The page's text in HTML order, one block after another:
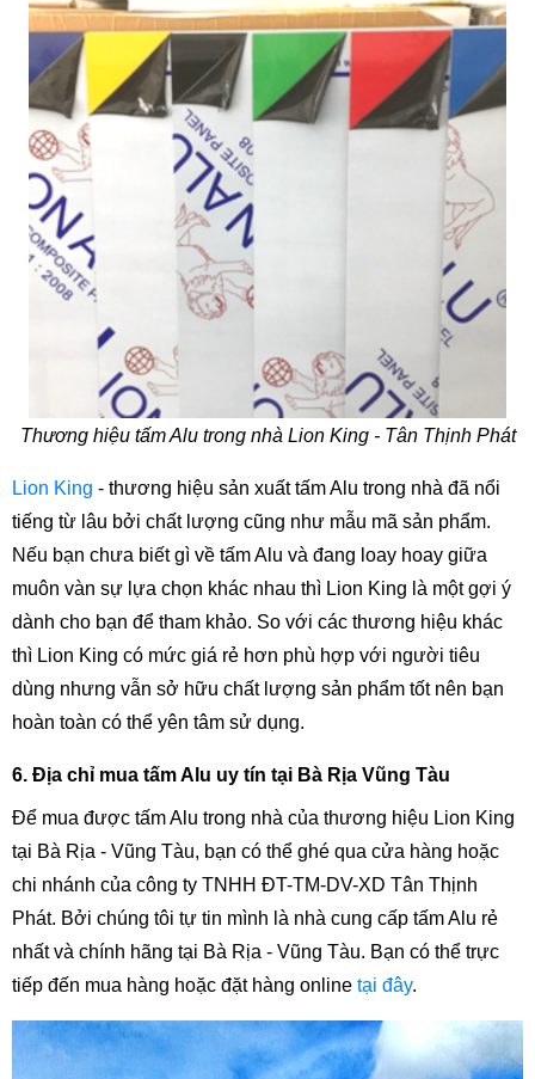
Thương hiệu tấm Alu trong nhà Lion King - Tân Thịnh Phát
Lion King - thương hiệu sản xuất tấm Alu trong nhà đã nổi
tiếng từ lâu bởi chất lượng cũng như mẫu mã sản phẩm.
Nếu bạn chưa biết gì về tấm Alu và đang loay hoay giữa
muôn vàn sự lựa chọn khác nhau thì Lion King là một gợi ý
dành cho bạn để tham khảo. So với các thương hiệu khác
thì Lion King có mức giá rẻ hơn phù hợp với người tiêu
dùng nhưng vẫn sở hữu chất lượng sản phẩm tốt nên bạn
hoàn toàn có thể yên tâm sử dụng.
6. Địa chỉ mua tấm Alu uy tín tại Bà Rịa Vũng Tàu
Để mua được tấm Alu trong nhà của thương hiệu Lion King
tại Bà Rịa - Vũng Tàu, bạn có thể ghé qua cửa hàng hoặc
chi nhánh của công ty TNHH ĐT-TM-DV-XD Tân Thịnh
Phát. Bởi chúng tôi tự tin mình là nhà cung cấp tấm Alu rẻ
nhất và chính hãng tại Bà Rịa - Vũng Tàu. Bạn có thể trực
tiếp đến mua hàng hoặc đặt hàng online tại đây.